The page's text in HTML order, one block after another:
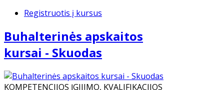
Registruotis į kursus
Buhalterinės apskaitos
kursai - Skuodas
KOMPETENCIJOS ĮGIJIMO, KVALIFIKACIJOS